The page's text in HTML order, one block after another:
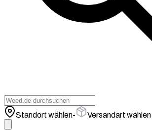
Standort wählen- Versandart wählen